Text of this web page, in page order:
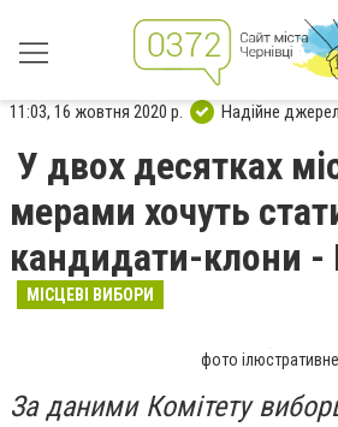
11:03, 16 жовтня 2020 р. Надійне
У двох десятках
мерами хочуть
кандидати-клони
МІСЦЕВІ ВИБОРИ
фото ілюстративне
За даними Комітету